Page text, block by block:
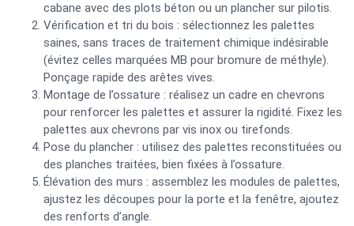
cabane avec des plots béton ou un plancher sur pilotis.
Vérification et tri du bois : sélectionnez les palettes
saines, sans traces de traitement chimique indésirable
(évitez celles marquées MB pour bromure de méthyle).
Ponçage rapide des arêtes vives.
Montage de l’ossature : réalisez un cadre en chevrons
pour renforcer les palettes et assurer la rigidité. Fixez les
palettes aux chevrons par vis inox ou tirefonds.
Pose du plancher : utilisez des palettes reconstituées ou
des planches traitées, bien fixées à l’ossature.
Élévation des murs : assemblez les modules de palettes,
ajustez les découpes pour la porte et la fenêtre, ajoutez
des renforts d’angle.